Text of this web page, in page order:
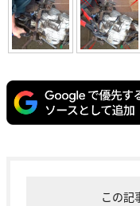
この記